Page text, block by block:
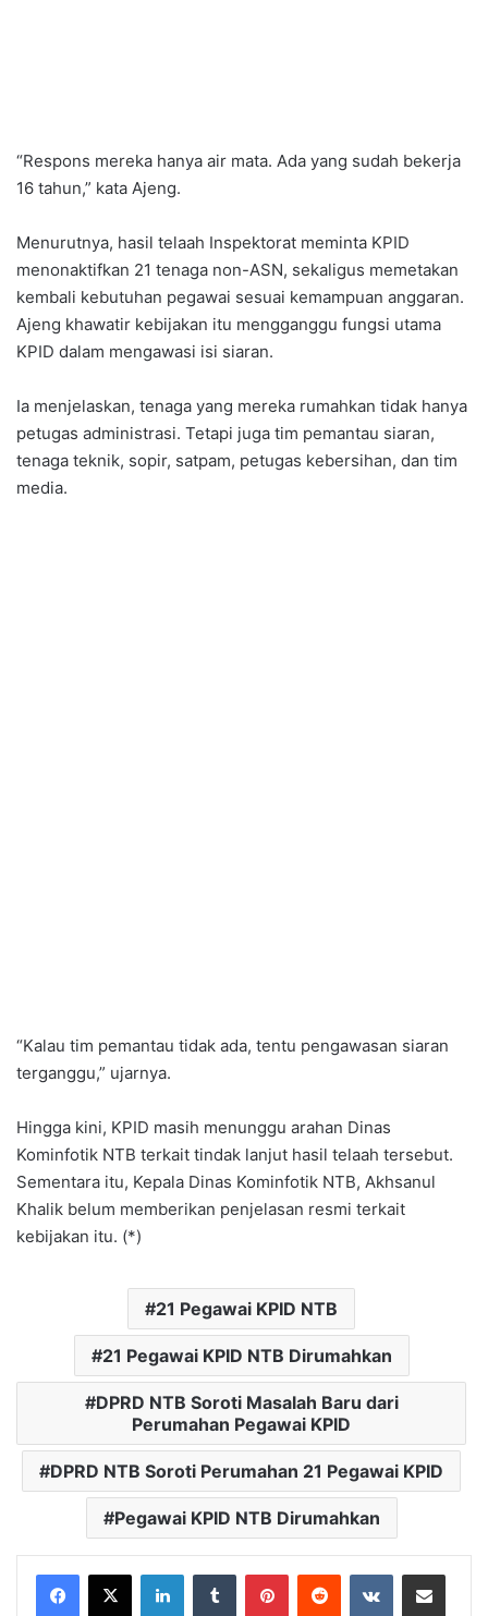
“Respons mereka hanya air mata. Ada yang sudah bekerja
16 tahun,” kata Ajeng.
Menurutnya, hasil telaah Inspektorat meminta KPID
menonaktifkan 21 tenaga non-ASN, sekaligus memetakan
kembali kebutuhan pegawai sesuai kemampuan anggaran.
Ajeng khawatir kebijakan itu mengganggu fungsi utama
KPID dalam mengawasi isi siaran.
Ia menjelaskan, tenaga yang mereka rumahkan tidak hanya
petugas administrasi. Tetapi juga tim pemantau siaran,
tenaga teknik, sopir, satpam, petugas kebersihan, dan tim
media.
“Kalau tim pemantau tidak ada, tentu pengawasan siaran
terganggu,” ujarnya.
Hingga kini, KPID masih menunggu arahan Dinas
Kominfotik NTB terkait tindak lanjut hasil telaah tersebut.
Sementara itu, Kepala Dinas Kominfotik NTB, Akhsanul
Khalik belum memberikan penjelasan resmi terkait
kebijakan itu. (*)
21 Pegawai KPID NTB
21 Pegawai KPID NTB Dirumahkan
DPRD NTB Soroti Masalah Baru dari
Perumahan Pegawai KPID
DPRD NTB Soroti Perumahan 21 Pegawai KPID
Pegawai KPID NTB Dirumahkan
LinkedInTumblr PinterestReddit VKontakteBagikan Lewat Email